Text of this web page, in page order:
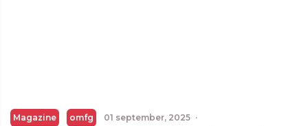
Magazine omfg 01 september, 2025 ·